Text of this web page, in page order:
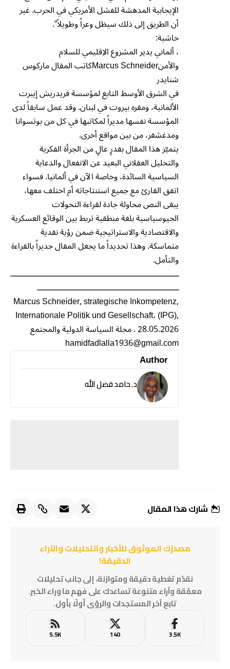
الإيجابية المدهشة للفشل الأمريكي في الحرب. غير
أن الطريق إلى ذلك سيظل وعراً وطويلاً”.
حاشية:
، ألماني يدير المشروع الاِقليمي للسلام
والأمنMarcus Schneiderكاتب المقال ماركوس
شنايدر
في الشرق الأوسط التابع لمؤسسة فريدريش إيبرت
الألمانية، ومقره بيروت في لبنان. وقد عمل سابقاً لدى
المؤسسة نفسها مديراً لمكاتبها في كل من بوتسوانا
ومدغشقر، من بين مواقع أخرى.
يتميّز هذا المقال بقدرٍ عالٍ من الجرأة الفكرية
والتحليل العقلاني البعيد عن الانفعال والدعاية
السياسية السائدة، وخاصة الآن في ألمانيا. فسواء
اتفق القارئ مع جميع استنتاجاته أم اختلف معها،
يبقى النص محاولة جادة لقراءة التحولات
الجيوسياسية بلغة منطقية تربط بين الوقائع العسكرية
والاقتصادية والاستراتيجية ضمن رؤية نقدية
متماسكة. وهذا تحديداً ما يجعل المقال جديراً بالقراءة
والتأمل.
ــــــــــــــــــــــــــــــــــــــــــــــــــــــــــــــــــــــــــــــــــ
ـــــــــــــــــــــــــــــــــــــــــــــــــــــــــــــــــــــ
Marcus Schneider, strategische Inkompetenz,
Internationale Politik und Gesellschaft، (IPG),
28.05.2026 . مجلة السياسة الدولية والمجتمع
hamidfadlalla1936@gmail.com
Author
د. حامد فضل الله
شارك هذا المقال
مصدرُك الموثوق للأخبار والتحليلات والآراء
الدقيقة!
نقدّم تغطية دقيقة ومتوازنة، إلى جانب تحليلات
معمّقة وآراء متنوعة تساعدك على فهم ما وراء الخبر.
تابع آخر المستجدات والرؤى أولًا بأول.
3.5K
140
5.5K